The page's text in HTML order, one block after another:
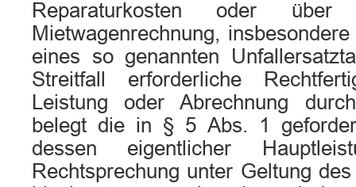
Reparaturkosten oder
Mietwagenrechnung,
eines so genannten
Streitfall erforderliche
Leistung oder Abrechnung
belegt die in § 5 Abs. 1
dessen eigentlicher
Rechtsprechung unter Geltung